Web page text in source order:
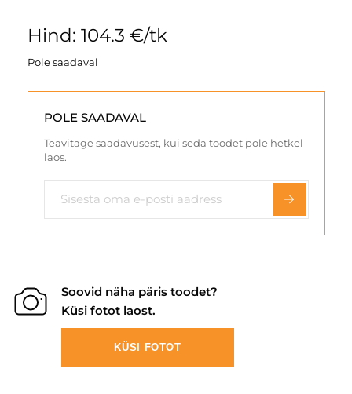
Hind: 104.3 €/tk
Pole saadaval
POLE SAADAVAL
Teavitage saadavusest, kui seda toodet pole hetkel
laos.
Soovid näha päris toodet?
Küsi fotot laost.
KÜSI FOTOT